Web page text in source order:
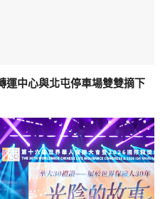
中心與北屯停車場雙雙摘下